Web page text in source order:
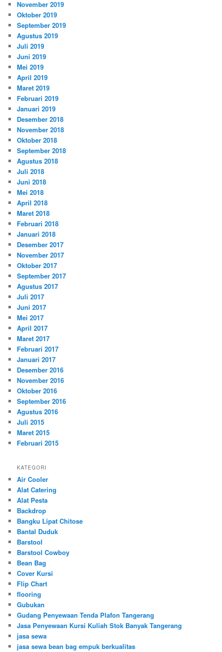
November 2019
Oktober 2019
September 2019
Agustus 2019
Juli 2019
Juni 2019
Mei 2019
April 2019
Maret 2019
Februari 2019
Januari 2019
Desember 2018
November 2018
Oktober 2018
September 2018
Agustus 2018
Juli 2018
Juni 2018
Mei 2018
April 2018
Maret 2018
Februari 2018
Januari 2018
Desember 2017
November 2017
Oktober 2017
September 2017
Agustus 2017
Juli 2017
Juni 2017
Mei 2017
April 2017
Maret 2017
Februari 2017
Januari 2017
Desember 2016
November 2016
Oktober 2016
September 2016
Agustus 2016
Juli 2015
Maret 2015
Februari 2015
KATEGORI
Air Cooler
Alat Catering
Alat Pesta
Backdrop
Bangku Lipat Chitose
Bantal Duduk
Barstool
Barstool Cowboy
Bean Bag
Cover Kursi
Flip Chart
flooring
Gubukan
Gudang Penyewaan Tenda Plafon Tangerang
Jasa Penyewaan Kursi Kuliah Stok Banyak Tangerang
jasa sewa
jasa sewa bean bag empuk berkualitas